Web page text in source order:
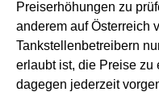
Preiserhöhungen zu
anderem auf Österreich
Tankstellenbetreibern
erlaubt ist, die Preise zu
dagegen jederzeit